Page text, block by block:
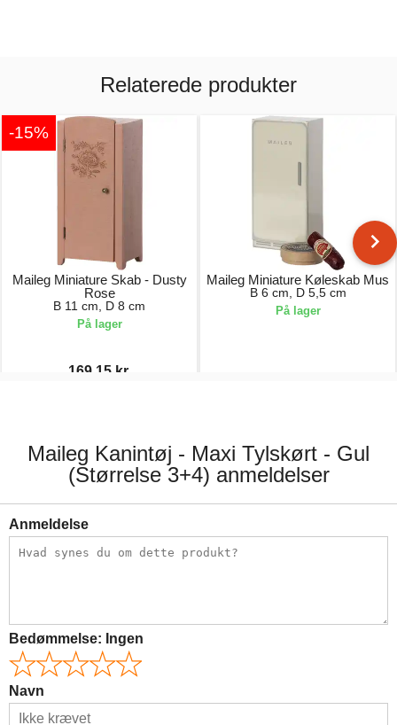
Relaterede produkter
-15%
Maileg Miniature Skab - Dusty
Rose
B 11 cm, D 8 cm
På lager
169,15 kr.
Maileg Miniature Køleskab Mus
B 6 cm, D 5,5 cm
På lager
Maileg Kanintøj - Maxi Tylskørt - Gul
(Størrelse 3+4) anmeldelser
Anmeldelse
Bedømmelse: Ingen
Navn